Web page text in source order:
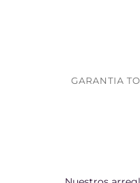
GARANTIA